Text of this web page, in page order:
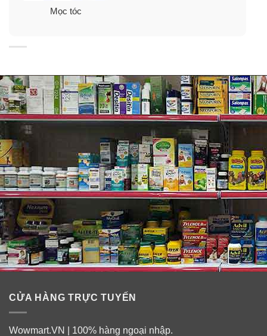
giới chính là bạn hiểu rõ những nguyên nhân gây ra
– Sấy hoặc nhuộm màu tóc: Sai.
– Cảm giác căng thẳng cực độ: Thường là sai (rất
hiếm).
– Gen của bạn: Đây mới là nguyên nhân thật sự, cũng
là nguyên nhân phổ biến hơn cả.
Mọc tóc
CỬA HÀNG TRỰC TUYẾN
Wowmart.VN | 100% hàng ngoại nhập.